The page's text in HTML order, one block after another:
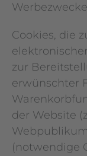
Cookies, die
zur
erwünschter
der Website
(notwendige